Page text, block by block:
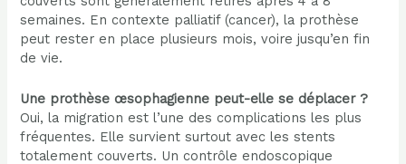
semaines. En contexte palliatif (cancer), la prothèse
peut rester en place plusieurs mois, voire jusqu’en fin
de vie.
Une prothèse œsophagienne peut-elle se déplacer ?
Oui, la migration est l’une des complications les plus
fréquentes. Elle survient surtout avec les stents
totalement couverts. Un contrôle endoscopique